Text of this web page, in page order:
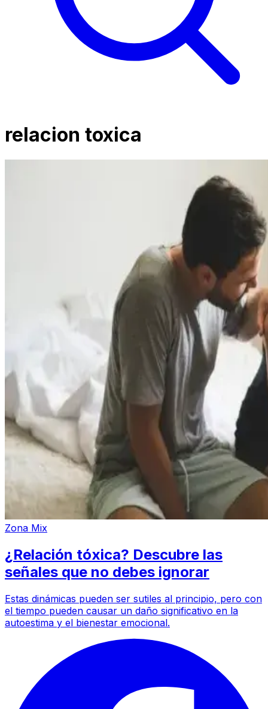
relacion toxica
Zona Mix
¿Relación tóxica? Descubre las
señales que no debes ignorar
Estas dinámicas pueden ser sutiles al principio, pero con
el tiempo pueden causar un daño significativo en la
autoestima y el bienestar emocional.